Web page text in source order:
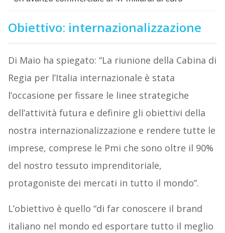
Obiettivo: internazionalizzazione
Di Maio ha spiegato: “La riunione della Cabina di
Regia per l’Italia internazionale è stata
l’occasione per fissare le linee strategiche
dell’attività futura e definire gli obiettivi della
nostra internazionalizzazione e rendere tutte le
imprese, comprese le Pmi che sono oltre il 90%
del nostro tessuto imprenditoriale,
protagoniste dei mercati in tutto il mondo”.
L’obiettivo è quello “di far conoscere il brand
italiano nel mondo ed esportare tutto il meglio